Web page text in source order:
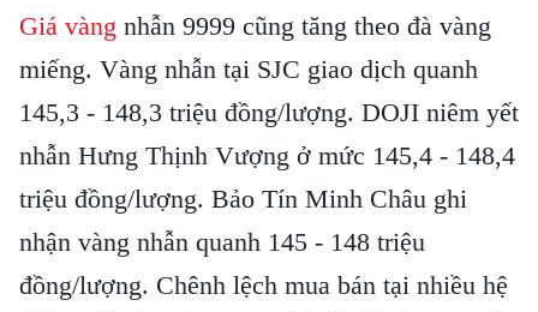
Giá vàng nhẫn 9999 cũng tăng theo đà vàng
miếng. Vàng nhẫn tại SJC giao dịch quanh
145,3 - 148,3 triệu đồng/lượng. DOJI niêm yết
nhẫn Hưng Thịnh Vượng ở mức 145,4 - 148,4
triệu đồng/lượng. Bảo Tín Minh Châu ghi
nhận vàng nhẫn quanh 145 - 148 triệu
đồng/lượng. Chênh lệch mua bán tại nhiều hệ